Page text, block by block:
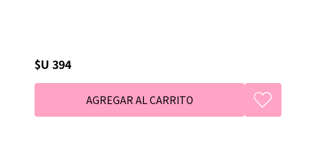
$U 394